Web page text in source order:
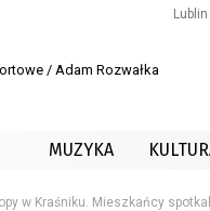
Lublin
/ Adam Rozwałka
MUZYKA
w Kraśniku. Mieszkańcy